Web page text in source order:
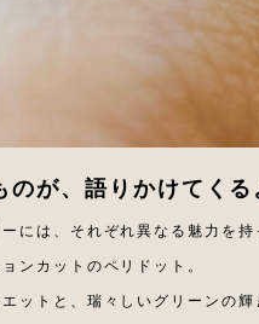
のが、語りかけてくる
には、それぞれ異なる魅力を持
ンカットのペリドット。
ットと、瑞々しいグリーンの